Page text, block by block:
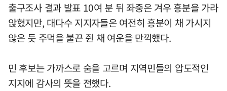
출구조사 결과 발표 10여 분 뒤 좌중은 겨우 흥분을 가라
앉혔지만, 대다수 지지자들은 여전히 흥분이 채 가시지
않은 듯 주먹을 불끈 쥔 채 여운을 만끽했다.
민 후보는 가까스로 숨을 고르며 지역민들의 압도적인
지지에 감사의 뜻을 전했다.